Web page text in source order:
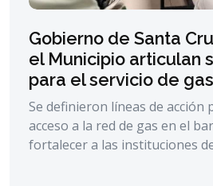
Gobierno de Santa
el Municipio articulan
para el servicio de
Se definieron líneas de acción
acceso a la red de gas en el
fortalecer a las instituciones